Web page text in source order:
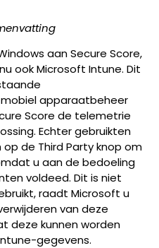
aan Secure Score,
ook Microsoft Intune. Dit
apparaatbeheer
Score de telemetrie
Echter gebruikten
de Third Party knop om
u aan de bedoeling
voldeed. Dit is niet
raadt Microsoft u
van deze
deze kunnen worden
gegevens.